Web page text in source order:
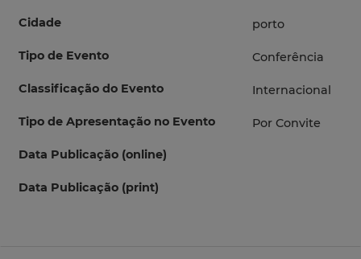
Cidade porto
Tipo de Evento Conferência
Classificação do Evento Internacional
Tipo de Apresentação no Evento Por Convite
Data Publicação (online)
Data Publicação (print)